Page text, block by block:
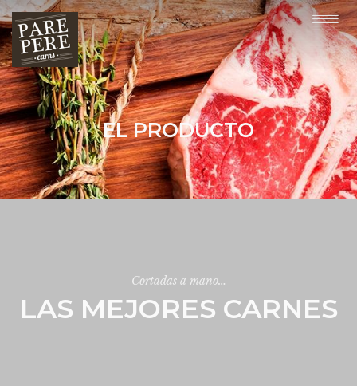
EL PRODUCTO
LAS MEJORES CARNES
Cortadas a mano…